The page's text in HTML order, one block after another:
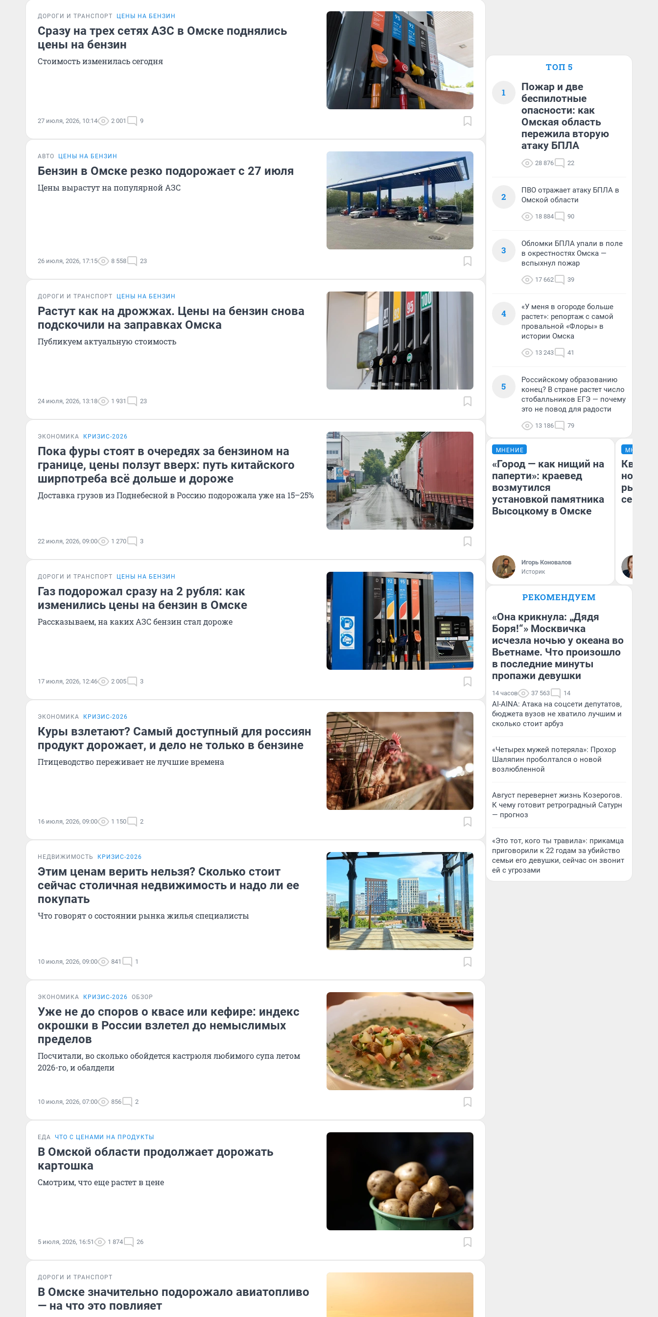
ДОРОГИ И ТРАНСПОРТ ЦЕНЫ НА БЕНЗИН
Сразу на трех сетях АЗС в Омске поднялись
цены на бензин
Стоимость изменилась сегодня
27 июля, 2026, 10:14 2 001 9
АВТО ЦЕНЫ НА БЕНЗИН
Бензин в Омске резко подорожает с 27 июля
Цены вырастут на популярной АЗС
26 июля, 2026, 17:15 8 558 23
ДОРОГИ И ТРАНСПОРТ ЦЕНЫ НА БЕНЗИН
Растут как на дрожжах. Цены на бензин снова
подскочили на заправках Омска
Публикуем актуальную стоимость
24 июля, 2026, 13:18 1 931 23
ЭКОНОМИКА КРИЗИС-2026
Пока фуры стоят в очередях за бензином на
границе, цены ползут вверх: путь китайского
ширпотреба всё дольше и дороже
Доставка грузов из Поднебесной в Россию подорожала уже на 15–25%
22 июля, 2026, 09:00 1 270 3
ДОРОГИ И ТРАНСПОРТ ЦЕНЫ НА БЕНЗИН
Газ подорожал сразу на 2 рубля: как
изменились цены на бензин в Омске
Рассказываем, на каких АЗС бензин стал дороже
17 июля, 2026, 12:46 2 005 3
ЭКОНОМИКА КРИЗИС-2026
Куры взлетают? Самый доступный для россиян
продукт дорожает, и дело не только в бензине
Птицеводство переживает не лучшие времена
16 июля, 2026, 09:00 1 150 2
НЕДВИЖИМОСТЬ КРИЗИС-2026
Этим ценам верить нельзя? Сколько стоит
сейчас столичная недвижимость и надо ли ее
покупать
Что говорят о состоянии рынка жилья специалисты
10 июля, 2026, 09:00 841 1
ЭКОНОМИКА КРИЗИС-2026 ОБЗОР
Уже не до споров о квасе или кефире: индекс
окрошки в России взлетел до немыслимых
пределов
Посчитали, во сколько обойдется кастрюля любимого супа летом
2026-го, и обалдели
10 июля, 2026, 07:00 856 2
ЕДА ЧТО С ЦЕНАМИ НА ПРОДУКТЫ
В Омской области продолжает дорожать
картошка
Смотрим, что еще растет в цене
5 июля, 2026, 16:51 1 874 26
ДОРОГИ И ТРАНСПОРТ
В Омске значительно подорожало авиатопливо
— на что это повлияет
ТОП 5
1
Пожар и две
беспилотные
опасности: как
Омская область
пережила вторую
атаку БПЛА
28 876 22
2
ПВО отражает атаку БПЛА в
Омской области
18 884 90
3
Обломки БПЛА упали в поле
в окрестностях Омска —
вспыхнул пожар
17 662 39
4
«У меня в огороде больше
растет»: репортаж с самой
провальной «Флоры» в
истории Омска
13 243 41
5
Российскому образованию
конец? В стране растет число
стобалльников ЕГЭ — почему
это не повод для радости
13 186 79
МНЕНИЕ
«Город — как нищий на
паперти»: краевед
возмутился
установкой памятника
Высоцкому в Омске
Игорь Коновалов
Историк
МНЕНИЕ
но
рынок
РЕКОМЕНДУЕМ
«Она крикнула: „Дядя
Боря!“» Москвичка
исчезла ночью у океана во
Вьетнаме. Что произошло
в последние минуты
пропажи девушки
14 часов 37 563 14
AI-AINA: Атака на соцсети депутатов,
бюджета вузов не хватило лучшим и
сколько стоит арбуз
«Четырех мужей потеряла»: Прохор
Шаляпин проболтался о новой
возлюбленной
Август перевернет жизнь Козерогов.
К чему готовит ретроградный Сатурн
— прогноз
«Это тот, кого ты травила»: прикамца
приговорили к 22 годам за убийство
семьи его девушки, сейчас он звонит
ей с угрозами